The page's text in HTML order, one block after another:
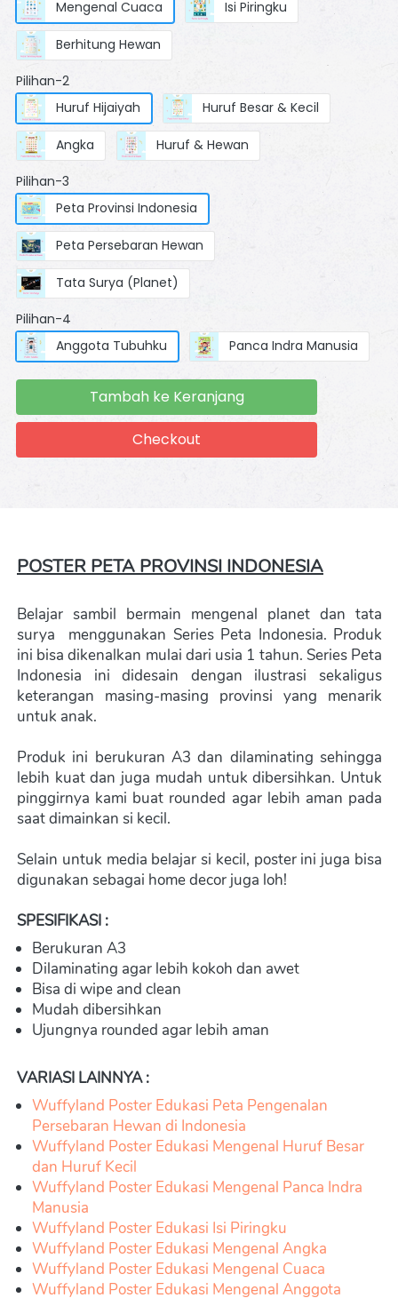
Mengenal Cuaca Isi Piringku
Berhitung Hewan
Pilihan-2
Huruf Hijaiyah
Huruf Besar & Kecil
Angka Huruf & Hewan
Pilihan-3
Peta Provinsi Indonesia
Peta Persebaran Hewan
Tata Surya (Planet)
Pilihan-4
Anggota Tubuhku
Panca Indra Manusia
`Tambah ke Keranjang
`
Checkout
POSTER PETA PROVINSI INDONESIA
Belajar sambil bermain mengenal planet dan tata
surya  menggunakan Series Peta Indonesia. Produk
ini bisa dikenalkan mulai dari usia 1 tahun. Series Peta
Indonesia ini didesain dengan ilustrasi sekaligus
keterangan masing-masing provinsi yang menarik
untuk anak.
Produk ini berukuran A3 dan dilaminating sehingga
lebih kuat dan juga mudah untuk dibersihkan. Untuk
pinggirnya kami buat rounded agar lebih aman pada
saat dimainkan si kecil.
Selain untuk media belajar si kecil, poster ini juga bisa
digunakan sebagai home decor juga loh!
SPESIFIKASI :
Berukuran A3
Dilaminating agar lebih kokoh dan awet
Bisa di wipe and clean
Mudah dibersihkan
Ujungnya rounded agar lebih aman
VARIASI LAINNYA :
Wuffyland Poster Edukasi Peta Pengenalan
Persebaran Hewan di Indonesia
Wuffyland Poster Edukasi Mengenal Huruf Besar
dan Huruf Kecil
Wuffyland Poster Edukasi Mengenal Panca Indra
Manusia
Wuffyland Poster Edukasi Isi Piringku
Wuffyland Poster Edukasi Mengenal Angka
Wuffyland Poster Edukasi Mengenal Cuaca
Wuffyland Poster Edukasi Mengenal Anggota